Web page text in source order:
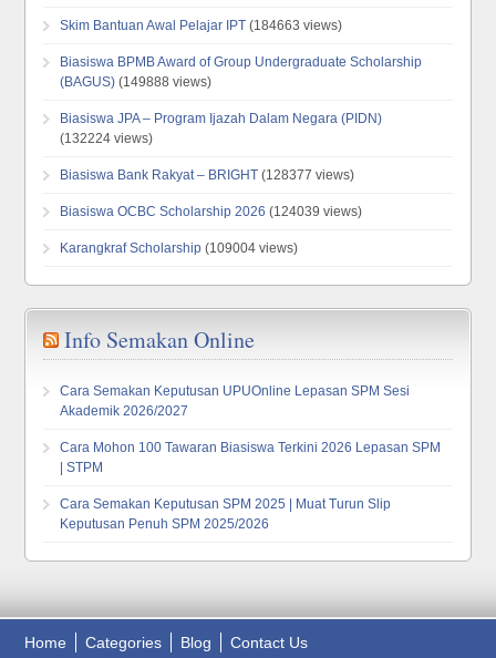
Skim Bantuan Awal Pelajar IPT (184663 views)
Biasiswa BPMB Award of Group Undergraduate Scholarship
(BAGUS) (149888 views)
Biasiswa JPA – Program Ijazah Dalam Negara (PIDN)
(132224 views)
Biasiswa Bank Rakyat – BRIGHT (128377 views)
Biasiswa OCBC Scholarship 2026 (124039 views)
Karangkraf Scholarship (109004 views)
Info Semakan Online
Cara Semakan Keputusan UPUOnline Lepasan SPM Sesi
Akademik 2026/2027
Cara Mohon 100 Tawaran Biasiswa Terkini 2026 Lepasan SPM
| STPM
Cara Semakan Keputusan SPM 2025 | Muat Turun Slip
Keputusan Penuh SPM 2025/2026
Home Categories Blog Contact Us